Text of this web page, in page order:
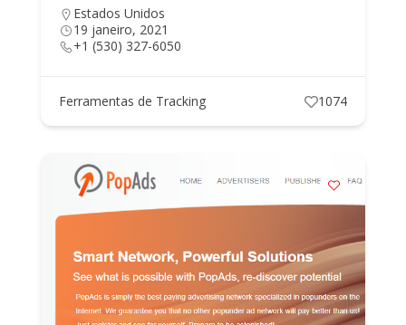
Estados Unidos
19 janeiro, 2021
+1 (530) 327-6050
Ferramentas de Tracking 1074